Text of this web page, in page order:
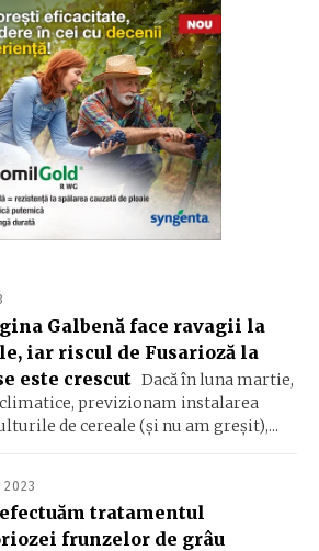
Galbenă face ravagii la
iar riscul de Fusarioză la
este crescut Dacă în luna martie,
previzionam instalarea
de cereale (și nu am greșit),...
2023
tratamentul
frunzelor de grâu